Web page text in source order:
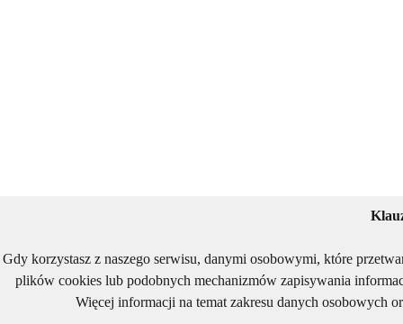
Gdy korzystasz z naszego serwisu, danymi osobowymi, które
plików cookies lub podobnych mechanizmów zapisywania
Więcej informacji na temat zakresu danych osobowych